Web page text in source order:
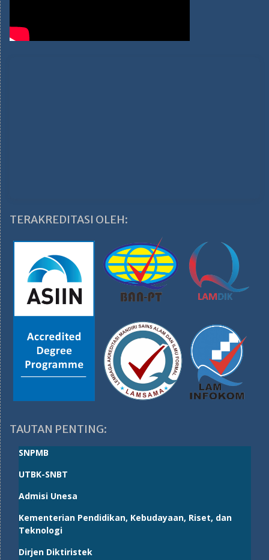
TERAKREDITASI OLEH:
TAUTAN PENTING:
SNPMB
UTBK-SNBT
Admisi Unesa
Kementerian Pendidikan, Kebudayaan, Riset, dan
Teknologi
Dirjen Diktiristek